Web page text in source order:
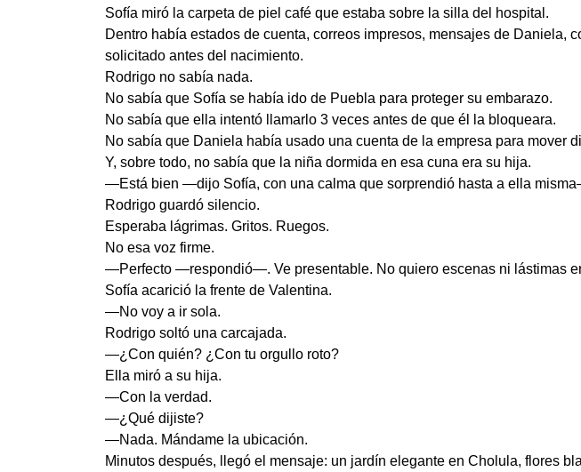
Sofía miró la carpeta de piel café que estaba sobre la silla del hospital.
Dentro había estados de cuenta, correos impresos, mensajes de
solicitado antes del nacimiento.
Rodrigo no sabía nada.
No sabía que Sofía se había ido de Puebla para proteger su embarazo.
No sabía que ella intentó llamarlo 3 veces antes de que él la bloqueara.
No sabía que Daniela había usado una cuenta de la empresa para mover
Y, sobre todo, no sabía que la niña dormida en esa cuna era su hija.
—Está bien —dijo Sofía, con una calma que sorprendió hasta a ella
Rodrigo guardó silencio.
Esperaba lágrimas. Gritos. Ruegos.
No esa voz firme.
—Perfecto —respondió—. Ve presentable. No quiero escenas ni lástimas
Sofía acarició la frente de Valentina.
—No voy a ir sola.
Rodrigo soltó una carcajada.
—¿Con quién? ¿Con tu orgullo roto?
Ella miró a su hija.
—Con la verdad.
—¿Qué dijiste?
—Nada. Mándame la ubicación.
Minutos después, llegó el mensaje: un jardín elegante en Cholula, flores